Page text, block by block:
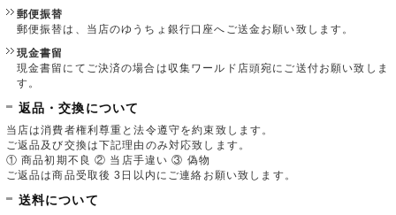
郵便振替
郵便振替は、当店のゆうちょ銀行口座へご送金お願い致します。
現金書留
現金書留にてご決済の場合は収集ワールド店頭宛にご送付お願い致しま
す。
返品・交換について
当店は消費者権利尊重と法令遵守を約束致します。
ご返品及び交換は下記理由のみ対応致します。
① 商品初期不良 ② 当店手違い ③ 偽物
ご返品は商品受取後 3日以内にご連絡お願い致します。
送料について